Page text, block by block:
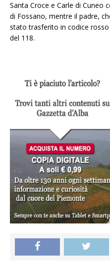
Santa Croce e Carle di Cuneo
di Fossano, mentre il padre,
stato trasferito in codice
del 118.